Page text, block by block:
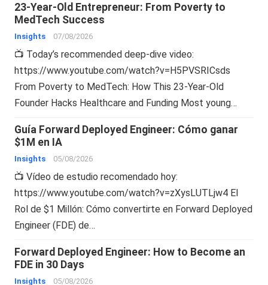
23-Year-Old Entrepreneur: From Poverty to
MedTech Success
Insights 07/08/2026
📺 Today’s recommended deep-dive video:
https://www.youtube.com/watch?v=H5PVSRICsds
From Poverty to MedTech: How This 23-Year-Old
Founder Hacks Healthcare and Funding Most young…
Guía Forward Deployed Engineer: Cómo ganar
$1M en IA
Insights 05/08/2026
📺 Vídeo de estudio recomendado hoy:
https://www.youtube.com/watch?v=zXysLUTLjw4 El
Rol de $1 Millón: Cómo convertirte en Forward Deployed
Engineer (FDE) de…
Forward Deployed Engineer: How to Become an
FDE in 30 Days
Insights 05/08/2026